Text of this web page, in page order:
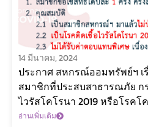
14 มีนาคม, 2024
ประกาศ สหกรณ์ออมทรัพย์ฯ เ
สมาชิกที่ประสบสาธารณภัย ก
ไวรัสโคโรนา 2019 หรือโรคโค
อ่านเพิ่มเติม